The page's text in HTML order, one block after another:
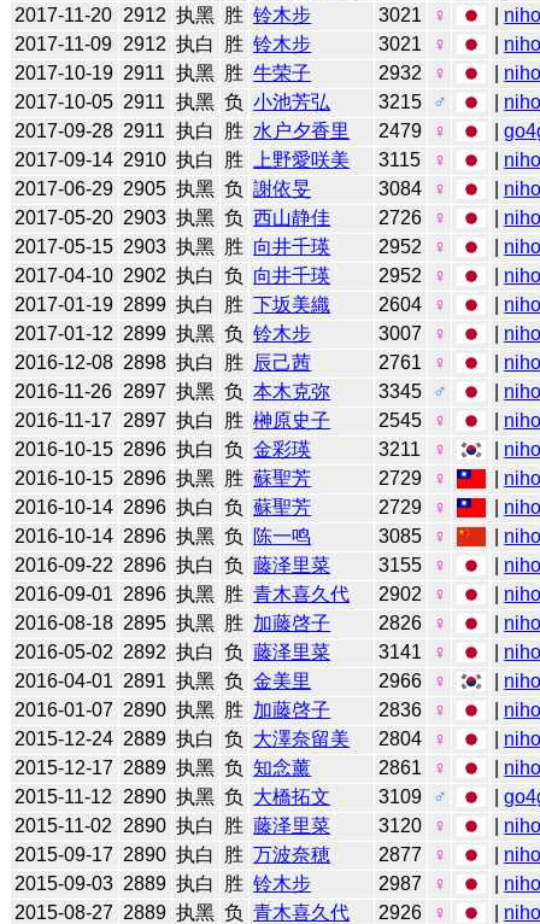
2017-11-20 2912 执黑 胜 铃木步 3021 ♀
2017-11-09 2912 执白 胜 铃木步 3021 ♀
2017-10-19 2911 执黑 胜 牛荣子 2932 ♀
2017-10-05 2911 执黑 负 小池芳弘 3215 ♂
2017-09-28 2911 执白 胜 水户夕香里 2479 ♀ |
2017-09-14 2910 执白 胜 上野愛咲美 3115 ♀
2017-06-29 2905 执黑 负 謝依旻 3084 ♀
2017-05-20 2903 执黑 负 西山静佳 2726 ♀
2017-05-15 2903 执黑 胜 向井千瑛 2952 ♀
2017-04-10 2902 执白 负 向井千瑛 2952 ♀
2017-01-19 2899 执白 胜 下坂美織 2604 ♀
2017-01-12 2899 执黑 负 铃木步 3007 ♀
2016-12-08 2898 执白 胜 辰己茜 2761 ♀
2016-11-26 2897 执黑 负 本木克弥 3345 ♂
2016-11-17
2897 执白 胜 榊原史子 2545 ♀
2016-10-15 2896 执白 负 金彩瑛 3211 ♀
2016-10-15 2896 执黑 胜 蘇聖芳 2729 ♀
2016-10-14 2896 执白 负 蘇聖芳 2729 ♀
2016-10-14 2896 执黑 负 陈一鸣 3085 ♀
2016-09-22 2896 执白 负 藤泽里菜 3155 ♀
2016-09-01 2896 执黑 胜 青木喜久代 2902 ♀
2016-08-18 2895 执黑 胜 加藤啓子 2826 ♀
2016-05-02 2892 执白 负 藤泽里菜 3141 ♀
2016-04-01 2891 执黑 负 金美里 2966 ♀
2016-01-07 2890 执黑 胜 加藤啓子 2836 ♀
2015-12-24 2889 执白 负 大澤奈留美 2804 ♀
2015-12-17 2889 执黑 负 知念薰 2861 ♀
2015-11-12
2890 执黑 负 大橋拓文 3109 ♂ |
2015-11-02
2890 执白 胜 藤泽里菜 3120 ♀
2015-09-17 2890 执白 胜 万波奈穂 2877 ♀
2015-09-03 2889 执白 胜 铃木步 2987 ♀
2015-08-27 2889 执黑 负 青木喜久代 2926 ♀